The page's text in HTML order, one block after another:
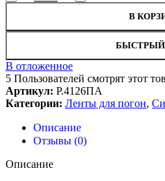
В
БЫСТРЫЙ
В отложенное
5 Пользователей смотрят этот
Артикул: Р.4126ПА
Категории: Ленты для погон,
Описание
Отзывы (0)
Описание